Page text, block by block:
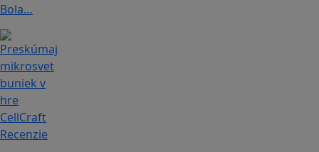
Bola…
Recenzie